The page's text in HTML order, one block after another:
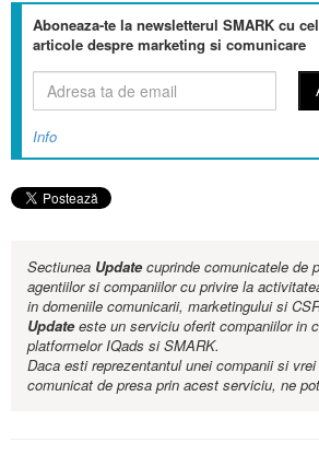
Aboneaza-te la newsletterul SMARK cu
articole despre marketing si comunicare
Info
Sectiunea Updatecuprinde comunicatele de
agentiilor si companiilor cu privire la
in domeniile comunicarii, marketingului si
Updateeste un serviciu oferit companiilor in
platformelor IQads si SMARK.
Daca esti reprezentantul unei companii si
comunicat de presa prin acest serviciu, ne